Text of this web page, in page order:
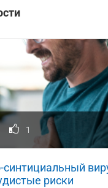
1
синтициальный
риски